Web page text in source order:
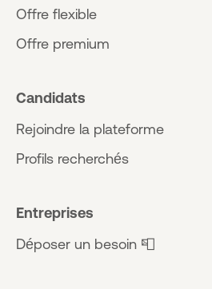
Offre flexible
Offre premium
Candidats
Rejoindre la plateforme
Profils recherchés
Entreprises
Déposer un besoin 📮